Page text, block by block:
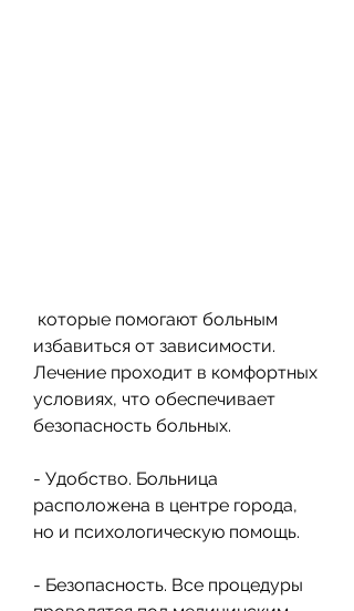
избавиться от зависимости.
Лечение проходит в комфортных
условиях, что обеспечивает
безопасность больных.
- Удобство. Больница
расположена в центре города,
но и психологическую помощь.
- Безопасность. Все процедуры